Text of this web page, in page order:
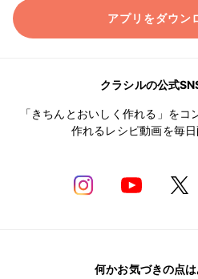
アプリをダウン
クラシルの公式
「きちんとおいしく作れる」をコ
作れるレシピ動画を毎日
何かお気づきの点